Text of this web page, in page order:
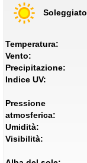
Soleggiato
Temperatura:
Vento:
Precipitazione:
Indice UV:
Pressione
atmosferica:
Umidità:
Visibilità: